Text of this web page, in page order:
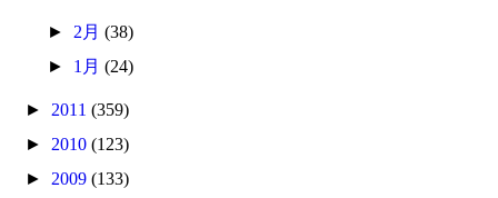
► 2月 (38)
► 1月 (24)
► 2011(359)
► 2010(123)
► 2009(133)